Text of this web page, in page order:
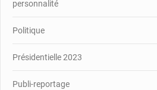
personnalité
Politique
Présidentielle 2023
Publi-reportage